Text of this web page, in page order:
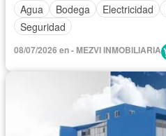
Agua
Bodega Electricidad
Seguridad
08/07/2026 en - MEZVI INMOBILIARIA